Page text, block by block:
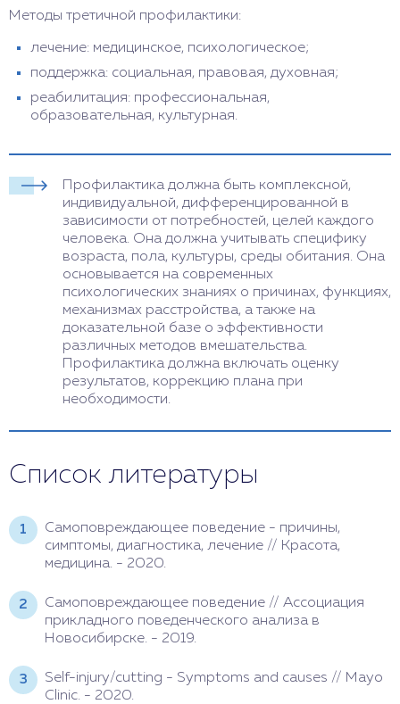
Методы третичной профилактики:
лечение: медицинское, психологическое;
поддержка: социальная, правовая, духовная;
реабилитация: профессиональная,
образовательная, культурная.
Профилактика должна быть комплексной,
индивидуальной, дифференцированной в
зависимости от потребностей, целей каждого
человека. Она должна учитывать специфику
возраста, пола, культуры, среды обитания. Она
основывается на современных
психологических знаниях о причинах, функциях,
механизмах расстройства, а также на
доказательной базе о эффективности
различных методов вмешательства.
Профилактика должна включать оценку
результатов, коррекцию плана при
необходимости.
Список литературы
Самоповреждающее поведение - причины,
симптомы, диагностика, лечение // Красота,
медицина. - 2020.
Самоповреждающее поведение // Ассоциация
прикладного поведенческого анализа в
Новосибирске. - 2019.
Self-injury/cutting - Symptoms and causes // Mayo
Clinic. - 2020.